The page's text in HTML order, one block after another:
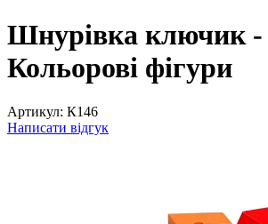
Шнурівка ключик -
Кольорові фігури
Артикул: К146
Написати відгук